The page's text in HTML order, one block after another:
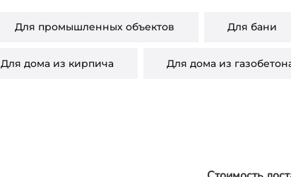
Для промышленных объектов Для бани
Для дома из кирпича Для дома из